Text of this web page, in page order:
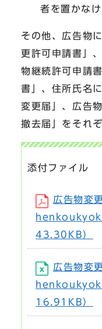
者を置かな
その他、広告物
更許可申請書」
物継続許可申請
書」、住所氏名
変更届」、広告
撤去届」をそれ
添付ファイル
広告物変
43.30KB）
広告物変
16.91KB）